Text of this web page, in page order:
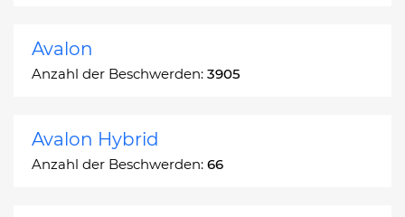
Avalon
Anzahl der Beschwerden: 3905
Avalon Hybrid
Anzahl der Beschwerden: 66